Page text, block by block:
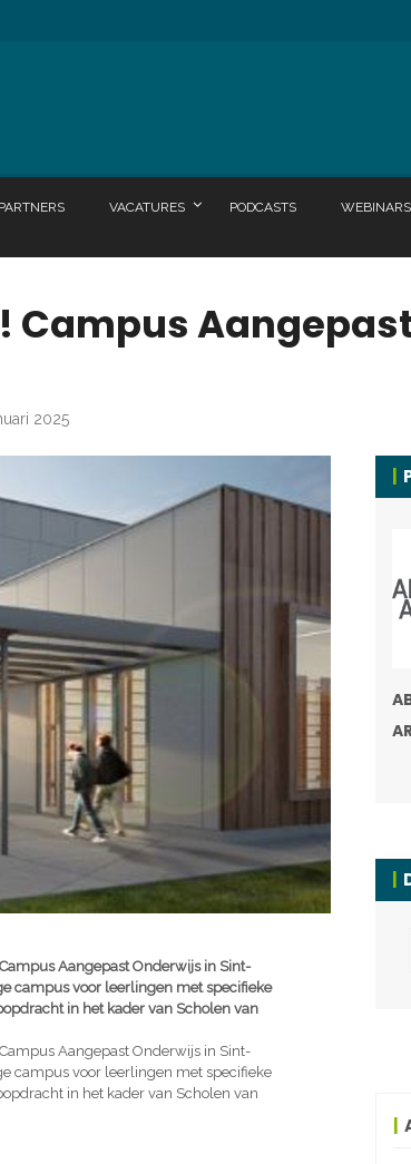
PARTNERS VACATURES PODCASTS WEBINARS
Campus
2025
Aangepast Onderwijs in Sint-
campus voor leerlingen met specifieke
in het kader van Scholen van
Aangepast Onderwijs in Sint-
campus voor leerlingen met specifieke
in het kader van Scholen van